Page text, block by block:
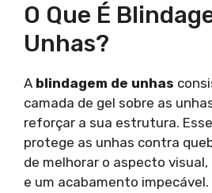
O Que É
Unhas?
A blindagem de unhas
camada de gel sobre as
reforçar a sua estrutura.
protege as unhas contra
de melhorar o aspecto
e um acabamento